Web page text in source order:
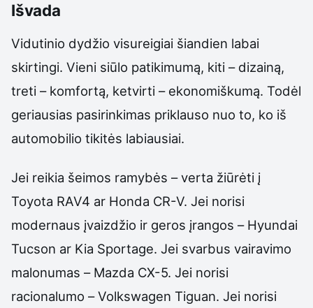
Išvada
Vidutinio dydžio visureigiai šiandien labai
skirtingi. Vieni siūlo patikimumą, kiti – dizainą,
treti – komfortą, ketvirti – ekonomiškumą. Todėl
geriausias pasirinkimas priklauso nuo to, ko iš
automobilio tikitės labiausiai.
Jei reikia šeimos ramybės – verta žiūrėti į
Toyota RAV4 ar Honda CR-V. Jei norisi
modernaus įvaizdžio ir geros įrangos – Hyundai
Tucson ar Kia Sportage. Jei svarbus vairavimo
malonumas – Mazda CX-5. Jei norisi
racionalumo – Volkswagen Tiguan. Jei norisi